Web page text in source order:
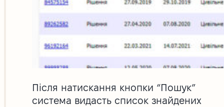
Після натискання кнопки “Пошук”
система видасть список знайдених